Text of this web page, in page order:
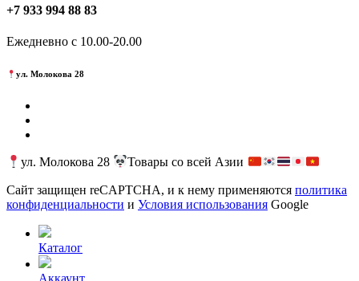
+7 933 994 88 83
Ежедневно с 10.00-20.00
ул. Молокова 28
ул. Молокова 28
Товары со всей Азии
Сайт защищен reCAPTCHA, и к нему применяются политика
конфиденциальности и Условия использования Google
Каталог
Аккаунт